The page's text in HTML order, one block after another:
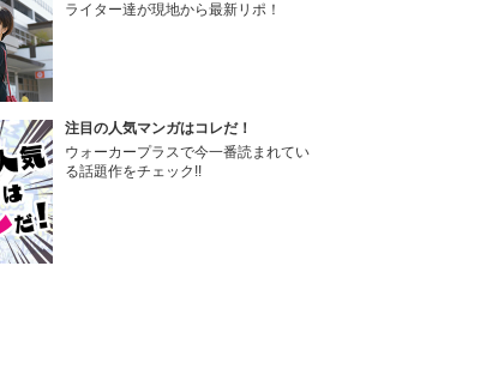
ライター達が現地から最新リポ！
注目の人気マンガはコレだ！
ウォーカープラスで今一番読まれてい
る話題作をチェック!!